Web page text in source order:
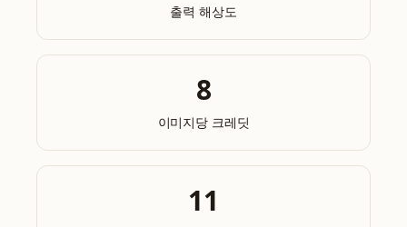
출력 해상도
8
이미지당 크레딧
11